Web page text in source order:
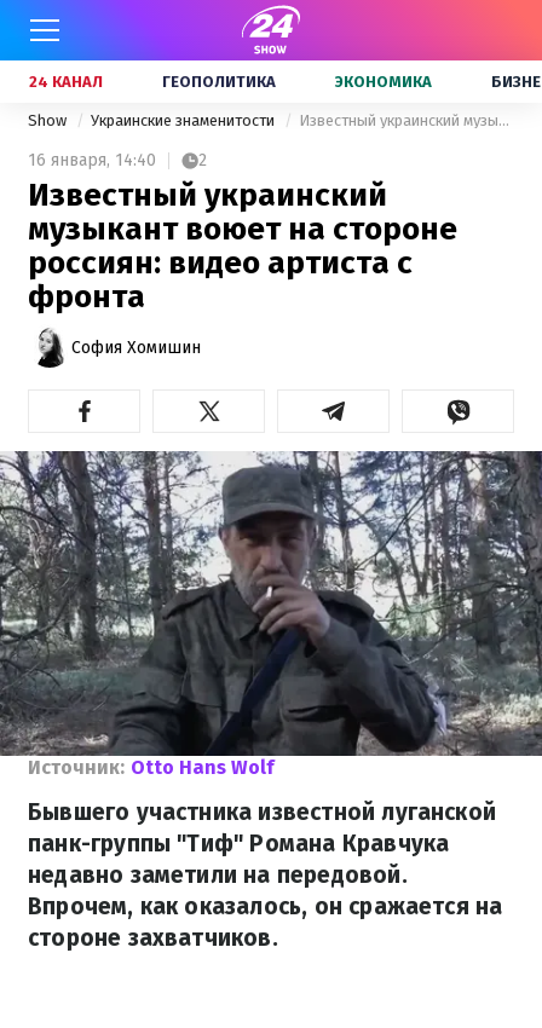
24 КАНАЛ ГЕОПОЛИТИКА ЭКОНОМИКА
Show Украинские знаменитости Известный украинский музыкант воюет на стороне россиян: видео артиста с фронта
16 января, 14:40 2
Известный украинский
музыкант воюет на стороне
россиян: видео артиста с
фронта
София Хомишин
Источник: Otto Hans Wolf
Бывшего участника известной луганской
панк-группы "Тиф" Романа Кравчука
недавно заметили на передовой.
Впрочем, как оказалось, он сражается на
стороне захватчиков.